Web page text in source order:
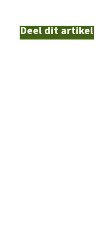
Deel dit artikel